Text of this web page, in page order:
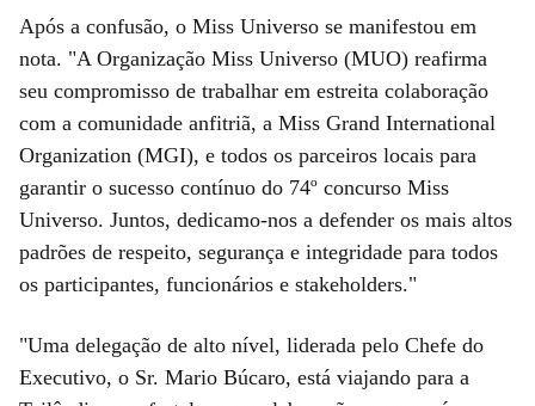
Após a confusão, o Miss Universo se manifestou em
nota. "A Organização Miss Universo (MUO) reafirma
seu compromisso de trabalhar em estreita colaboração
com a comunidade anfitriã, a Miss Grand International
Organization (MGI), e todos os parceiros locais para
garantir o sucesso contínuo do 74º concurso Miss
Universo. Juntos, dedicamo-nos a defender os mais altos
padrões de respeito, segurança e integridade para todos
os participantes, funcionários e stakeholders."
"Uma delegação de alto nível, liderada pelo Chefe do
Executivo, o Sr. Mario Búcaro, está viajando para a